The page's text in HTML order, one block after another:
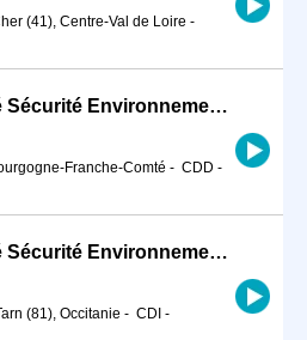
(41), Centre-Val de Loire -
Responsable Qualité Sécurité Environnement -QSE- en industrie (H/F)
Franche-Comté - CDD -
Responsable Qualité Sécurité Environnement -QSE- en industrie (H/F)
(81), Occitanie - CDI -